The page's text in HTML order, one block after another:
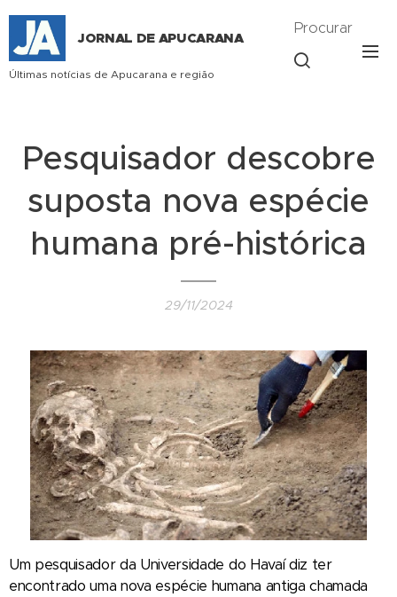
JORNAL DE APUCARANA
Últimas notícias de Apucarana e região
Procurar
Pesquisador descobre
suposta nova espécie
humana pré-histórica
29/11/2024
Um pesquisador da Universidade do Havaí diz ter
encontrado uma nova espécie humana antiga chamada